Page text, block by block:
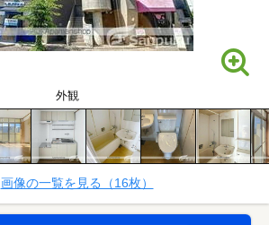
外観
画像の一覧を見る（16枚）